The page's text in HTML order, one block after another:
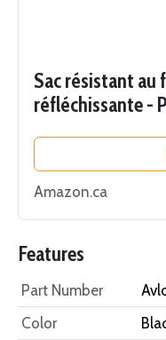
Sac résistant au
réfléchissante -
étanche et
documents...
Amazon.ca
Features
Part Number
Color